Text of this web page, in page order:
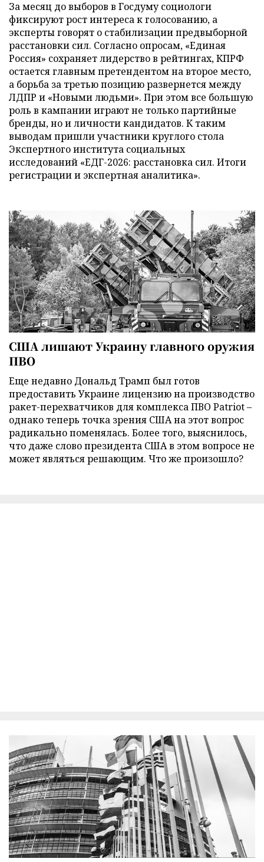
За месяц до выборов в Госдуму социологи
фиксируют рост интереса к голосованию, а
эксперты говорят о стабилизации предвыборной
расстановки сил. Согласно опросам, «Единая
Россия» сохраняет лидерство в рейтингах, КПРФ
остается главным претендентом на второе место,
а борьба за третью позицию развернется между
ЛДПР и «Новыми людьми». При этом все большую
роль в кампании играют не только партийные
бренды, но и личности кандидатов. К таким
выводам пришли участники круглого стола
Экспертного института социальных
исследований «ЕДГ-2026: расстановка сил. Итоги
регистрации и экспертная аналитика».
США лишают Украину главного оружия
ПВО
Еще недавно Дональд Трамп был готов
предоставить Украине лицензию на производство
ракет-перехватчиков для комплекса ПВО Patriot –
однако теперь точка зрения США на этот вопрос
радикально поменялась. Более того, выяснилось,
что даже слово президента США в этом вопросе не
может являться решающим. Что же произошло?